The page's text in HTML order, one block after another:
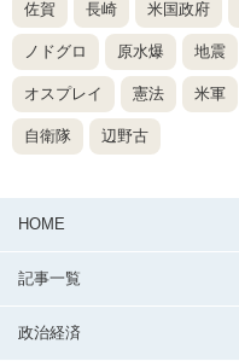
佐賀 長崎 米国政府
ノドグロ 原水爆 地震
オスプレイ 憲法 米軍
自衛隊 辺野古
HOME
記事一覧
政治経済